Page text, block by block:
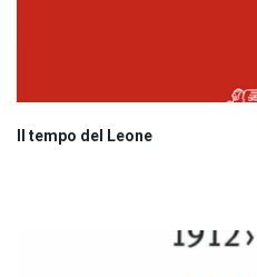
Il tempo del Leone